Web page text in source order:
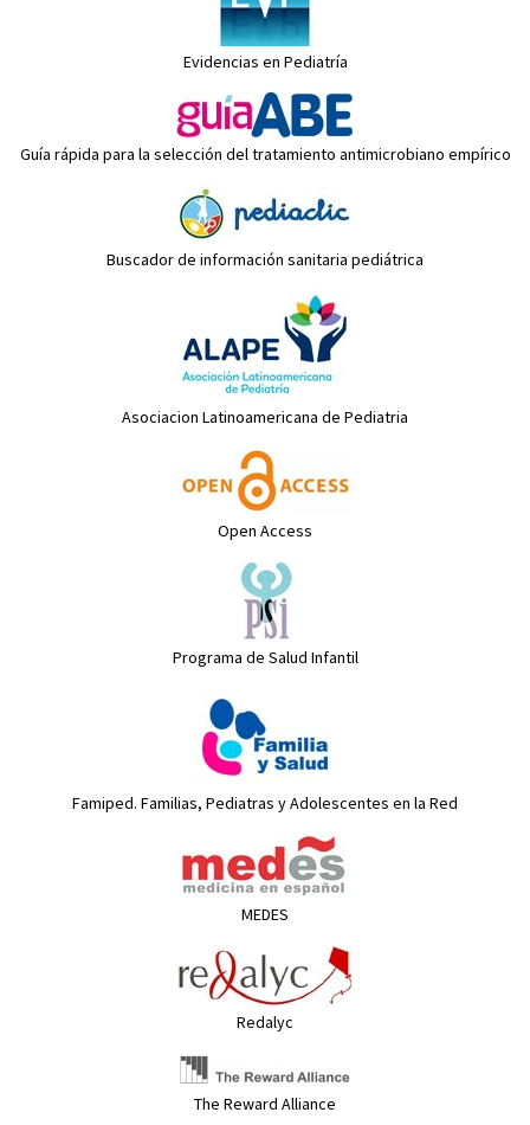
Evidencias en Pediatría
Guía rápida para la selección del tratamiento antimicrobiano empírico
Buscador de información sanitaria pediátrica
Asociacion Latinoamericana de Pediatria
Open Access
Programa de Salud Infantil
Famiped. Familias, Pediatras y Adolescentes en la Red
MEDES
Redalyc
The Reward Alliance